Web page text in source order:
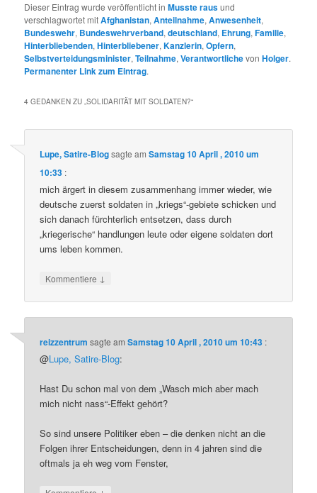
Dieser Eintrag wurde veröffentlicht inMusste rausund
verschlagwortet mitAfghanistan,Anteilnahme,Anwesenheit,
Bundeswehr, Bundeswehrverband,deutschland, Ehrung,Familie,
Hinterbliebenden,Hinterbliebener,Kanzlerin,Opfern,
Selbstverteidungsminister,Teilnahme,VerantwortlichevonHolger.
Permanenter Link zum Eintrag.
4 GEDANKEN ZU „SOLIDARITÄT MIT SOLDATEN?“
Lupe, Satire-Blogsagte amSamstag 10 April , 2010 um
10:33 :
mich ärgert in diesem zusammenhang immer wieder, wie
deutsche zuerst soldaten in „kriegs“-gebiete schicken und
sich danach fürchterlich entsetzen, dass durch
„kriegerische“ handlungen leute oder eigene soldaten dort
ums leben kommen.
Kommentiere ↓
reizzentrum sagte amSamstag 10 April , 2010 um 10:43 :
@Lupe, Satire-Blog:
Hast Du schon mal von dem „Wasch mich aber mach
mich nicht nass“-Effekt gehört?
So sind unsere Politiker eben – die denken nicht an die
Folgen ihrer Entscheidungen, denn in 4 jahren sind die
oftmals ja eh weg vom Fenster,